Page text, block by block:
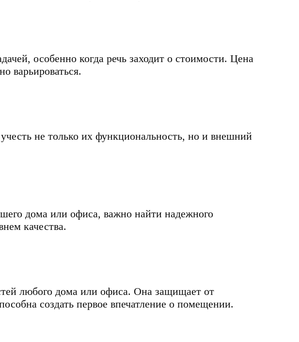
особенно когда речь заходит о стоимости. Цена
варьироваться.
не только их функциональность, но и внешний
дома или офиса, важно найти надежного
качества.
любого дома или офиса. Она защищает от
создать первое впечатление о помещении.